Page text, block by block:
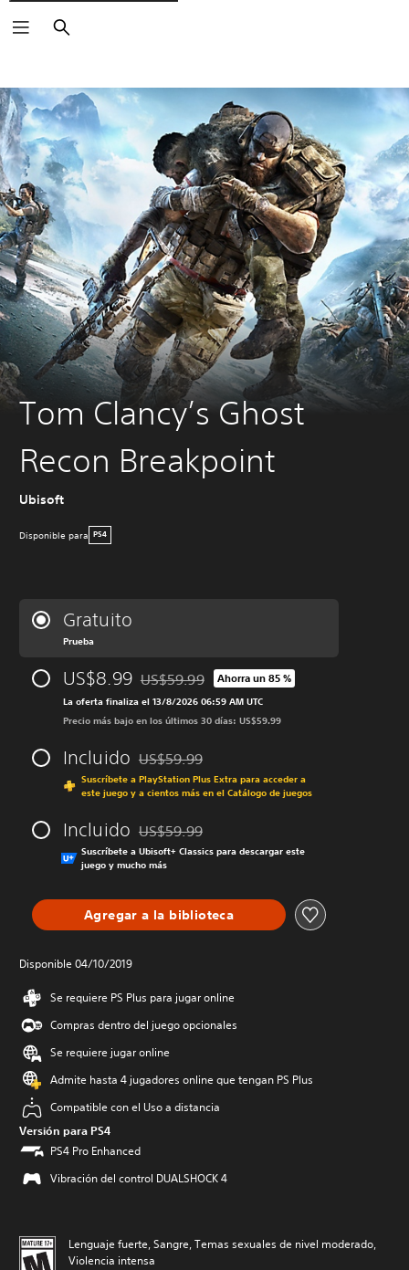
Buscar
Tom Clancy’s Ghost
Recon Breakpoint
Ubisoft
Disponible para PS4
Gratuito
Prueba
US$8.99 Rebajado del precio original de US$59.99
US$59.99 Ahorra un 85 %
La oferta finaliza el 13/8/2026 06:59 AM UTC
Precio más bajo en los últimos 30 días: US$59.99
Incluido Rebajado del precio original de US$59.99
US$59.99
Suscríbete a PlayStation Plus Extra para acceder a
este juego y a cientos más en el Catálogo de juegos
Incluido Rebajado del precio original de US$59.99
US$59.99
Suscríbete a Ubisoft+ Classics para descargar este
juego y mucho más
Agregar a la biblioteca
Disponible 04/10/2019
Se requiere PS Plus para jugar online
Compras dentro del juego opcionales
Se requiere jugar online
Admite hasta 4 jugadores online que tengan PS Plus
Compatible con el Uso a distancia
Versión para PS4
PS4 Pro Enhanced
Vibración del control DUALSHOCK 4
Lenguaje fuerte, Sangre, Temas sexuales de nivel moderado,
Violencia intensa